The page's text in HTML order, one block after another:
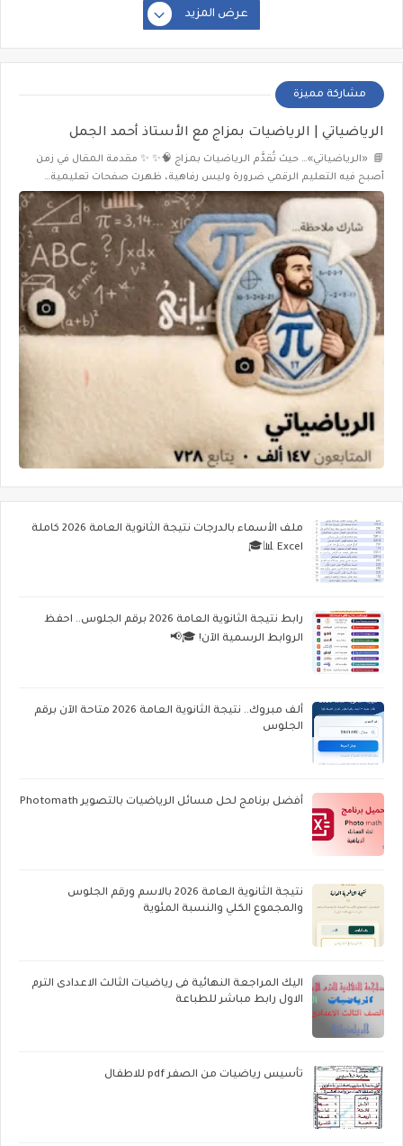
عرض المزيد
مشاركة مميزة
الرياضياتي | الرياضيات بمزاج مع الأستاذ أحمد الجمل
📘 «الرياضياتي»… حيث تُقدَّم الرياضيات بمزاج 🧠✨ ✨ مقدمة المقال في زمن
أصبح فيه التعليم الرقمي ضرورة وليس رفاهية، ظهرت صفحات تعليمية…
ملف الأسماء بالدرجات نتيجة الثانوية العامة 2026 كاملة
Excel 📊🎓
رابط نتيجة الثانوية العامة 2026 برقم الجلوس.. احفظ
الروابط الرسمية الآن! 🎓📢
ألف مبروك.. نتيجة الثانوية العامة 2026 متاحة الآن برقم
الجلوس
أفضل برنامج لحل مسائل الرياضيات بالتصوير Photomath
نتيجة الثانوية العامة 2026 بالاسم ورقم الجلوس
والمجموع الكلي والنسبة المئوية
اليك المراجعة النهائية فى رياضيات الثالث الاعدادى الترم
الاول رابط مباشر للطباعة
تأسيس رياضيات من الصفر pdf للاطفال